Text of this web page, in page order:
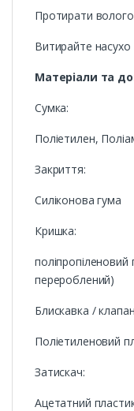
Протирати
Витирайте
Матеріали та
Сумка:
Поліетилен,
Закриття:
Силіконова гума
Кришка:
поліпропіленовий
перероблений)
Блискавка /
Поліетиленовий
Затискач:
Ацетатний